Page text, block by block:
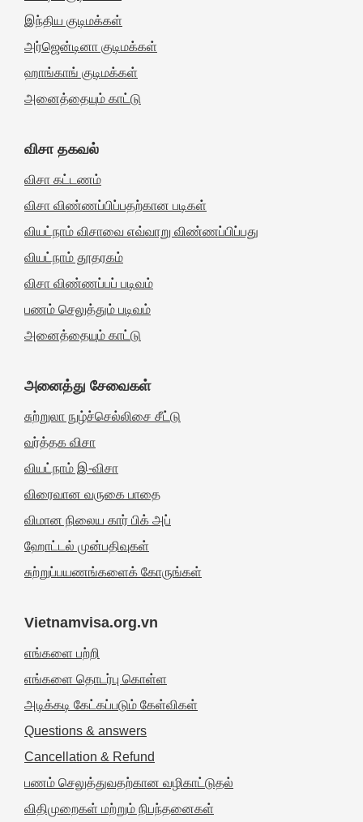
இந்திய குடிமக்கள்
அர்ஜென்டினா குடிமக்கள்
ஹாங்காங் குடிமக்கள்
அனைத்தையும் காட்டு
விசா தகவல்
விசா கட்டணம்
விசா விண்ணப்பிப்பதற்கான படிகள்
வியட்நாம் விசாவை எவ்வாறு விண்ணப்பிப்பது
வியட்நாம் தூதரகம்
விசா விண்ணப்பப் படிவம்
பணம் செலுத்தும் படிவம்
அனைத்தையும் காட்டு
அனைத்து சேவைகள்
சுற்றுலா நுழ்ச்செல்லிசை சீட்டு
வர்த்தக விசா
வியட்நாம் இ-விசா
விரைவான வருகை பாதை
விமான நிலைய கார் பிக் அப்
ஹோட்டல் முன்பதிவுகள்
சுற்றுப்பயணங்களைக் கோருங்கள்
Vietnamvisa.org.vn
எங்களை பற்றி
எங்களை தொடர்பு கொள்ள
அடிக்கடி கேட்கப்படும் கேள்விகள்
Questions & answers
Cancellation & Refund
பணம் செலுத்துவதற்கான வழிகாட்டுதல்
விதிமுறைகள் மற்றும் நிபந்தனைகள்